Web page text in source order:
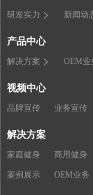
研发实力 新闻动
产品中心
解决方案 OEM业
视频中心
品牌宣传 业务宣传
解决方案
家庭健身 商用健身
案例展示 OEM业务